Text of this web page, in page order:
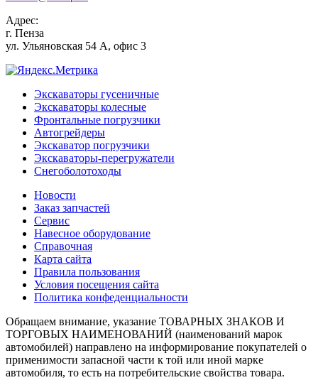
Адрес:
г. Пенза
ул. Ульяновская 54 А, офис 3
Экскаваторы гусеничные
Экскаваторы колесные
Фронтальные погрузчики
Автогрейдеры
Экскаватор погрузчики
Экскаваторы-перегружатели
Снегоболотоходы
Новости
Заказ запчастей
Сервис
Навесное оборудование
Справочная
Карта сайта
Правила пользования
Условия посещения сайта
Политика конфеденциальности
Обращаем внимание, указание ТОВАРНЫХ ЗНАКОВ И
ТОРГОВЫХ НАИМЕНОВАНИЙ (наименований марок
автомобилей) направлено на информирование покупателей о
применимости запасной части к той или иной марке
автомобиля, то есть на потребительские свойства товара.